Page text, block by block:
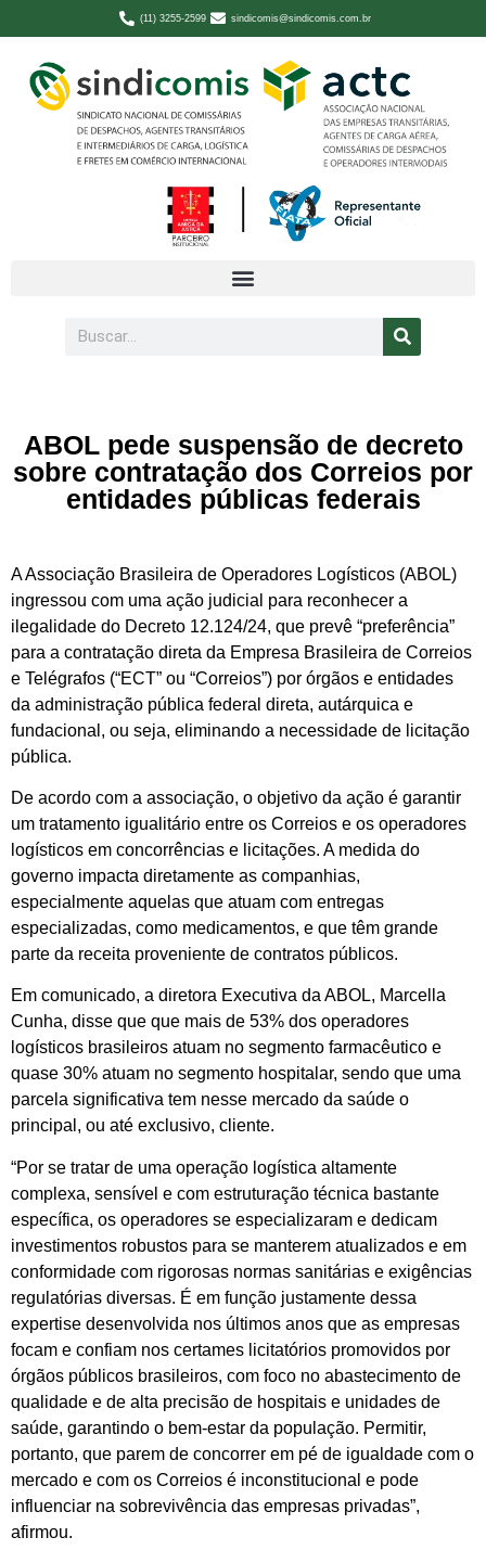
(11) 3255-2599 sindicomis@sindicomis.com.br
ABOL pede suspensão de decreto
sobre contratação dos Correios por
entidades públicas federais
A Associação Brasileira de Operadores Logísticos (ABOL)
ingressou com uma ação judicial para reconhecer a
ilegalidade do Decreto 12.124/24, que prevê “preferência”
para a contratação direta da Empresa Brasileira de Correios
e Telégrafos (“ECT” ou “Correios”) por órgãos e entidades
da administração pública federal direta, autárquica e
fundacional, ou seja, eliminando a necessidade de licitação
pública.
De acordo com a associação, o objetivo da ação é garantir
um tratamento igualitário entre os Correios e os operadores
logísticos em concorrências e licitações. A medida do
governo impacta diretamente as companhias,
especialmente aquelas que atuam com entregas
especializadas, como medicamentos, e que têm grande
parte da receita proveniente de contratos públicos.
Em comunicado, a diretora Executiva da ABOL, Marcella
Cunha, disse que que mais de 53% dos operadores
logísticos brasileiros atuam no segmento farmacêutico e
quase 30% atuam no segmento hospitalar, sendo que uma
parcela significativa tem nesse mercado da saúde o
principal, ou até exclusivo, cliente.
“Por se tratar de uma operação logística altamente
complexa, sensível e com estruturação técnica bastante
específica, os operadores se especializaram e dedicam
investimentos robustos para se manterem atualizados e em
conformidade com rigorosas normas sanitárias e exigências
regulatórias diversas. É em função justamente dessa
expertise desenvolvida nos últimos anos que as empresas
focam e confiam nos certames licitatórios promovidos por
órgãos públicos brasileiros, com foco no abastecimento de
qualidade e de alta precisão de hospitais e unidades de
saúde, garantindo o bem-estar da população. Permitir,
portanto, que parem de concorrer em pé de igualdade com o
mercado e com os Correios é inconstitucional e pode
influenciar na sobrevivência das empresas privadas”,
afirmou.